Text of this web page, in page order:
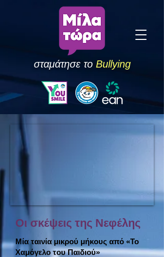
σταμάτησε το Bullying
Οι σκέψεις της Νεφέλης
Μία ταινία μικρού μήκους από «Το
Χαμόγελο του Παιδιού»